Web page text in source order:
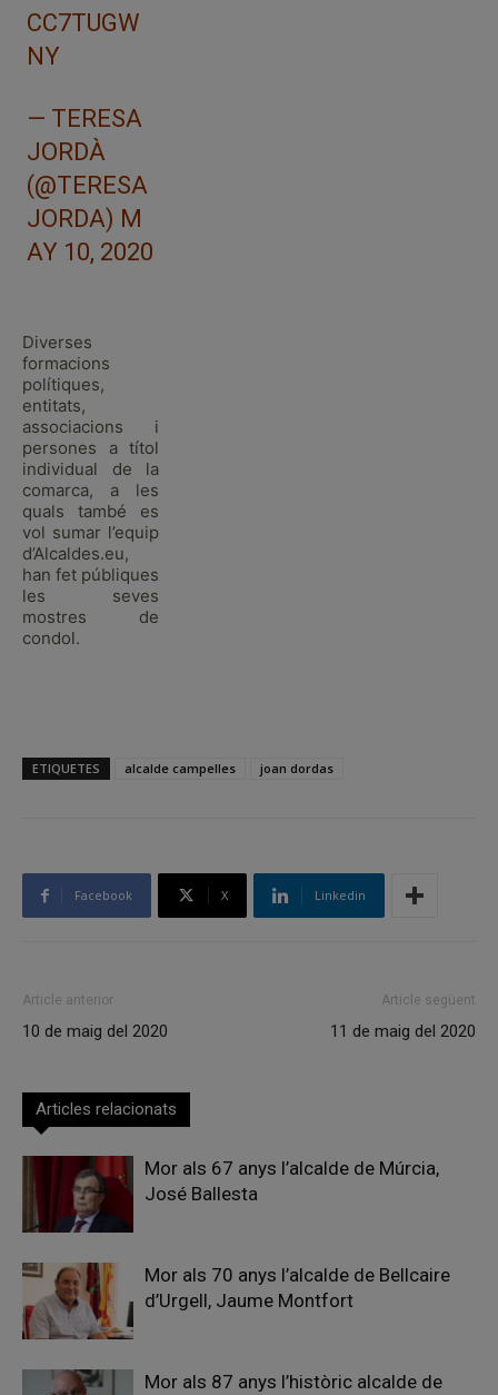
CC7TUGW
NY
— TERESA
JORDÀ
(@TERESA
JORDA) M
AY 10, 2020
Diverses
formacions
polítiques,
entitats,
associacions i
persones a títol
individual de la
comarca, a les
quals també es
vol sumar l’equip
d’Alcaldes.eu,
han fet públiques
les seves
mostres de
condol.
ETIQUETES alcalde campelles joan dordas
Facebook X Linkedin
Article anterior
10 de maig del 2020
Article següent
11 de maig del 2020
Articles relacionats
Mor als 67 anys l’alcalde de Múrcia,
José Ballesta
Mor als 70 anys l’alcalde de Bellcaire
d’Urgell, Jaume Montfort
Mor als 87 anys l’històric alcalde de